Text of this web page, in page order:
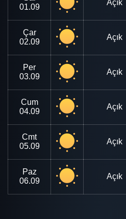
01.09
Açık
Çar
02.09
Açık
Per
03.09
Açık
Cum
04.09
Açık
Cmt
05.09
Açık
Paz
06.09
Açık